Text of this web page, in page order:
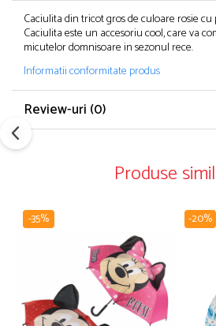
Caciulita din tricot gros de culoare rosie
Caciulita este un accesoriu cool, care va
micutelor domnisoare in sezonul rece.
Informatii conformitate produs
Review-uri (0)
Produse
-35% -20%